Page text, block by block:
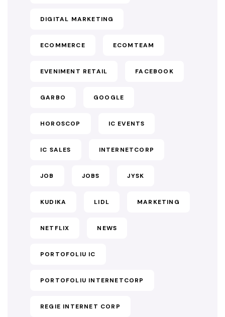
DIGITAL MARKETING
ECOMMERCE ECOMTEAM
EVENIMENT RETAIL FACEBOOK
GARBO GOOGLE
HOROSCOP IC EVENTS
IC SALES INTERNETCORP
JOB JOBS JYSK
KUDIKA LIDL MARKETING
NETFLIX NEWS
PORTOFOLIU IC
PORTOFOLIU INTERNETCORP
REGIE INTERNET CORP